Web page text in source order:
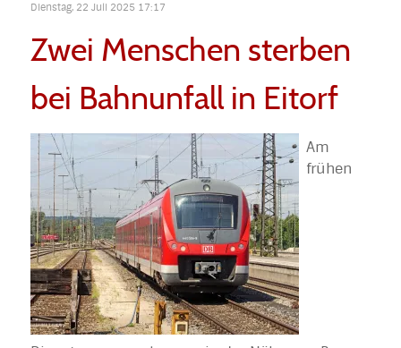
Dienstag, 22 Juli 2025 17:17
Zwei Menschen sterben
bei Bahnunfall in Eitorf
Am
frühen